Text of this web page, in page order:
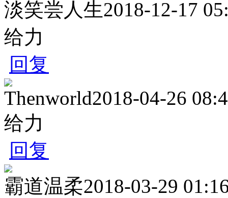
淡笑尝人生2018-12-17
给力
回复
Thenworld2018-04-26
给力
回复
霸道温柔2018-03-29